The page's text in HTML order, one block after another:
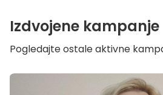
Izdvojene kampanje
Pogledajte ostale aktivne